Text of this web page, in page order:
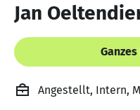
Jan
Angestellt, Intern,